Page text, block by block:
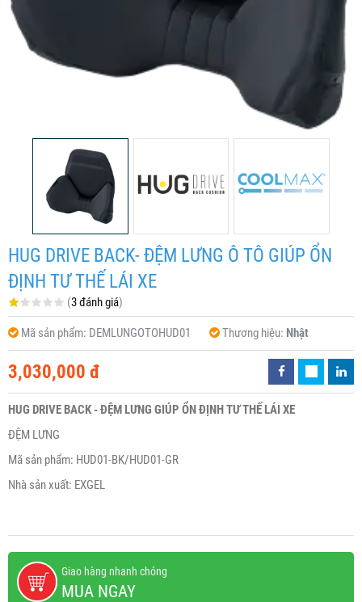
HUG DRIVE BACK- ĐỆM LƯNG Ô TÔ GIÚP ỔN
ĐỊNH TƯ THẾ LÁI XE
(3 đánh giá)
Mã sản phẩm: DEMLUNGOTOHUD01 Thương hiệu: Nhật
3,030,000 đ
HUG DRIVE BACK - ĐỆM LƯNG GIÚP ỔN ĐỊNH TƯ THẾ LÁI XE
ĐỆM LƯNG
Mã sản phẩm: HUD01-BK/HUD01-GR
Nhà sản xuất: EXGEL
Giao hàng nhanh chóng
MUA NGAY